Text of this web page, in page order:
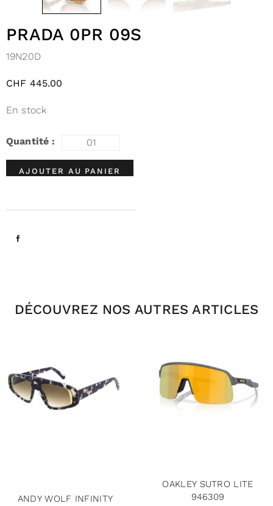
PRADA 0PR 09S
19N20D
CHF 445.00
En stock
AJOUTER AU PANIER
DÉCOUVREZ NOS AUTRES ARTICLES
ANDY WOLF INFINITY
OAKLEY SUTRO LITE
946309